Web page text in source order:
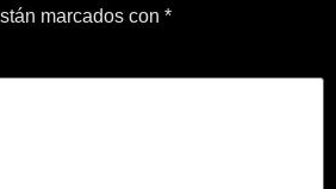
marcados con *